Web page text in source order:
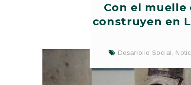
Con el muelle
construyen en
Desarrollo Social,